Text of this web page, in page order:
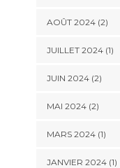
AOÛT 2024(2)
JUILLET 2024(1)
JUIN 2024(2)
MAI 2024(2)
MARS 2024(1)
JANVIER 2024(1)